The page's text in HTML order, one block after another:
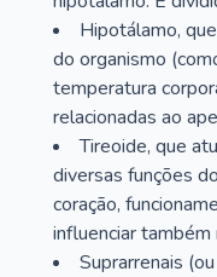
Hipotálamo,
do organismo
temperatura
relacionadas ao
Tireoide, que
diversas funções
coração,
influenciar também
Suprarrenais